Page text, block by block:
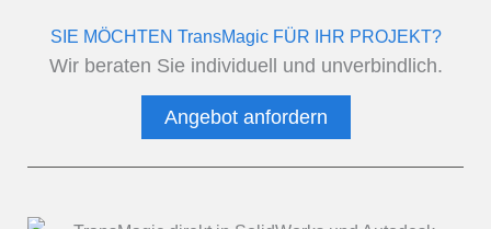
SIE MÖCHTEN TransMagic FÜR IHR PROJEKT?
Wir beraten Sie individuell und unverbindlich.
Angebot anfordern